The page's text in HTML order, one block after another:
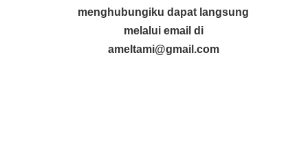
menghubungiku dapat langsung
melalui email di
ameltami@gmail.com